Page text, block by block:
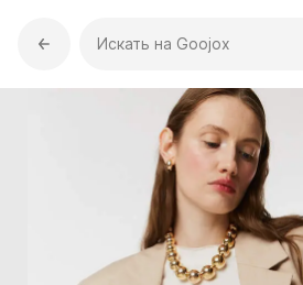
Искать на Goojox